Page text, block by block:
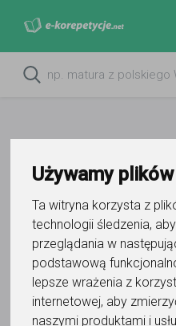
Używamy
Ta witryna korzysta z
technologii śledzenia,
przeglądania w
podstawową
lepsze wrażenia z
internetowej, aby
naszymi produktami i
Do ulubionych
Oznacz wystąpienie